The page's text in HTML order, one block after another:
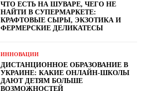
ЧТО ЕСТЬ НА ШУВАРЕ, ЧЕГО НЕ
НАЙТИ В СУПЕРМАРКЕТЕ:
КРАФТОВЫЕ СЫРЫ, ЭКЗОТИКА И
ФЕРМЕРСКИЕ ДЕЛИКАТЕСЫ
ИННОВАЦИИ
ДИСТАНЦИОННОЕ ОБРАЗОВАНИЕ В
УКРАИНЕ: КАКИЕ ОНЛАЙН-ШКОЛЫ
ДАЮТ ДЕТЯМ БОЛЬШЕ
ВОЗМОЖНОСТЕЙ